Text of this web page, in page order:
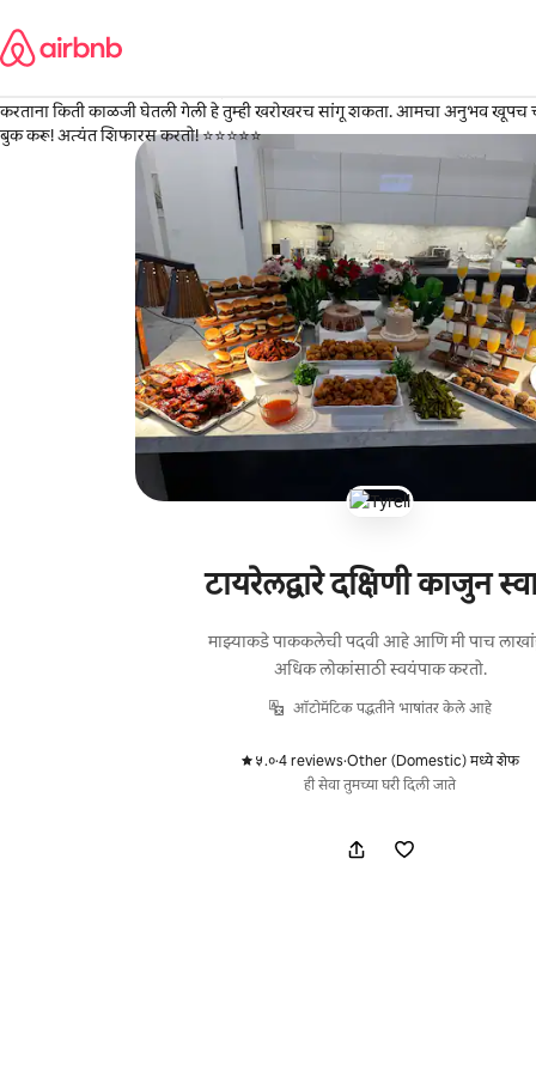
जा
टायरेलद्वारे दक्षिणी काजुन
माझ्याकडे पाककलेची पदवी आहे आणि मी पाच
अधिक लोकांसाठी स्वयंपाक करतो.
ऑटोमॅटिक पद्धतीने भाषांतर केले आहे
५.०·4 reviews·Other (Domestic) मध्ये शेफ
ही सेवा तुमच्या घरी दिली जाते
Denver, कोलोराडो
·1 आठवडा आधी
करताना किती काळजी घेतली गेली हे तुम्ही खरोखरच सांगू शकता. आमचा अनुभव खूपच
बुक करू! अत्यंत शिफारस करतो! ⭐️⭐️⭐️⭐️⭐️